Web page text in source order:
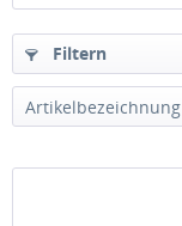
Filtern
Artikelbezeichnung